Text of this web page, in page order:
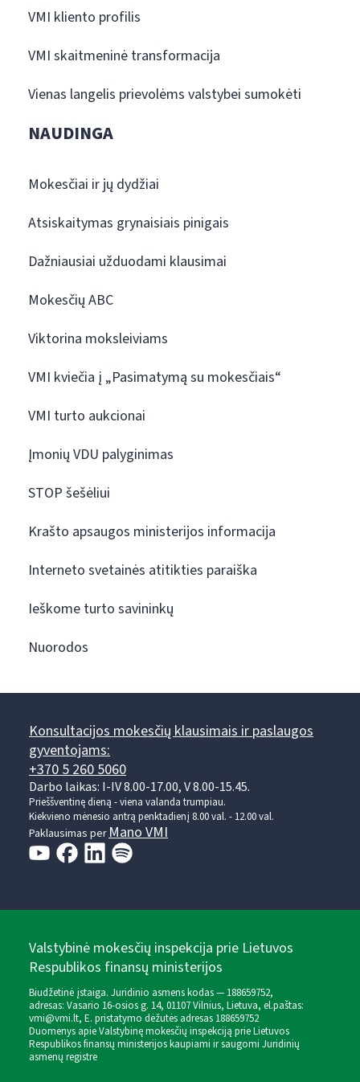
VMI kliento profilis
VMI skaitmeninė transformacija
Vienas langelis prievolėms valstybei sumokėti
NAUDINGA
Mokesčiai ir jų dydžiai
Atsiskaitymas grynaisiais pinigais
Dažniausiai užduodami klausimai
Mokesčių ABC
Viktorina moksleiviams
VMI kviečia į „Pasimatymą su mokesčiais“
VMI turto aukcionai
Įmonių VDU palyginimas
STOP šešėliui
Krašto apsaugos ministerijos informacija
Interneto svetainės atitikties paraiška
Ieškome turto savininkų
Nuorodos
Konsultacijos mokesčių klausimais ir paslaugos
gyventojams:
+370 5 260 5060
Darbo laikas: I-IV 8.00-17.00, V 8.00-15.45.
Prieššventinę dieną - viena valanda trumpiau.
Kiekvieno mėnesio antrą penktadienį 8.00 val. - 12.00 val.
Paklausimas perMano VMI
Valstybinė mokesčių inspekcija prie Lietuvos
Respublikos finansų ministerijos
Biudžetinė įstaiga. Juridinio asmens kodas — 188659752,
adresas: Vasario 16-osios g. 14, 01107 Vilnius, Lietuva, el.paštas:
vmi@vmi.lt, E. pristatymo dėžutės adresas 188659752
Duomenys apie Valstybinę mokesčių inspekciją prie Lietuvos
Respublikos finansų ministerijos kaupiami ir saugomi Juridinių
asmenų registre